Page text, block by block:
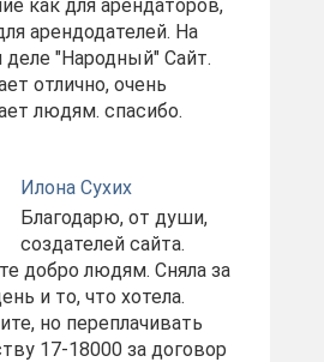
как для арендаторов,
арендодателей. На
"Народный" Сайт.
отлично, очень
людям. спасибо.
Илона Сухих
Благодарю, от души,
создателей сайта.
добро людям. Сняла за
и то, что хотела.
но переплачивать
17-18000 за договор